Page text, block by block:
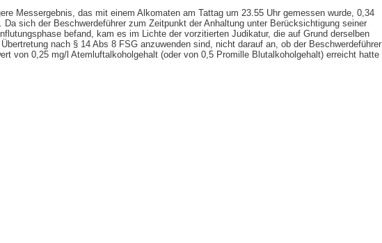
Messergebnis, das mit einem Alkomaten am Tattag um 23.55 Uhr gemessen wurde, 0,34
Da sich der Beschwerdeführer zum Zeitpunkt der Anhaltung unter Berücksichtigung seiner
befand, kam es im Lichte der vorzitierten Judikatur, die auf Grund derselben
nach § 14 Abs 8 FSG anzuwenden sind, nicht darauf an, ob der Beschwerdeführer
von 0,25 mg/l Atemluftalkoholgehalt (oder von 0,5 Promille Blutalkoholgehalt) erreicht hatte